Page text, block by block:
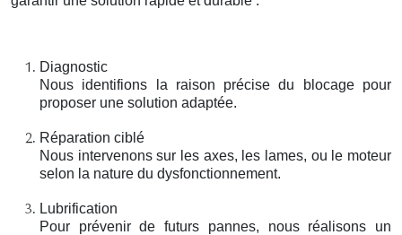
Diagnostic
Nous identifions la raison précise du blocage pour
proposer une solution adaptée.
Réparation ciblé
Nous intervenons sur les axes, les lames, ou le moteur
selon la nature du dysfonctionnement.
Lubrification
Pour prévenir de futurs pannes, nous réalisons un